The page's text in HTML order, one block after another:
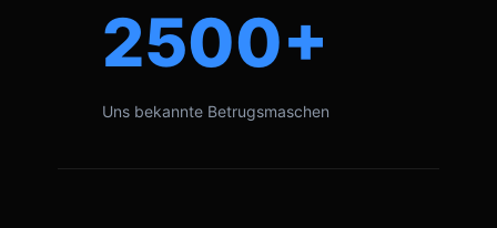
2500+
Uns bekannte Betrugsmaschen